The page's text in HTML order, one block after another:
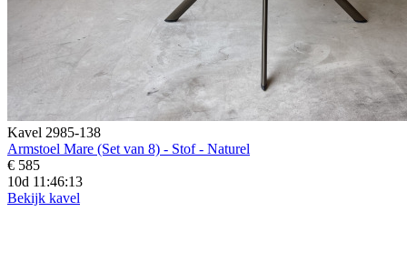
Kavel 2985-138
Armstoel Mare (Set van 8) - Stof - Naturel
€ 585
10d 11:46:11
Bekijk kavel